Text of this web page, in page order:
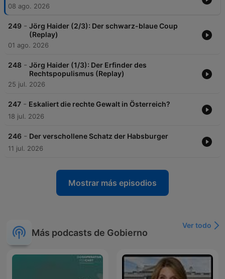
08 ago. 2026
249 - Jörg Haider (2/3): Der schwarz-blaue Coup
(Replay)
01 ago. 2026
248 - Jörg Haider (1/3): Der Erfinder des
Rechtspopulismus (Replay)
25 jul. 2026
247 - Eskaliert die rechte Gewalt in Österreich?
18 jul. 2026
246 - Der verschollene Schatz der Habsburger
11 jul. 2026
Mostrar más episodios
Más podcasts de Gobierno
Ver todo